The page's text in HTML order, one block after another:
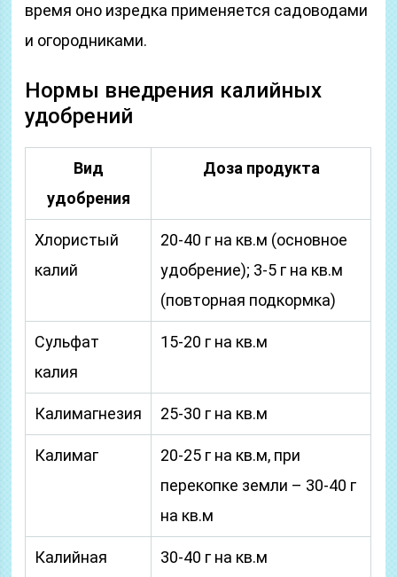
время оно изредка применяется садоводами
и огородниками.
Нормы внедрения калийных
удобрений
Вид
удобрения
Доза продукта
Хлористый
калий
20-40 г на кв.м (основное
удобрение); 3-5 г на кв.м
(повторная подкормка)
Сульфат
калия
15-20 г на кв.м
Калимагнезия 25-30 г на кв.м
Калимаг
20-25 г на кв.м, при
перекопке земли – 30-40 г
на кв.м
Калийная
30-40 г на кв.м